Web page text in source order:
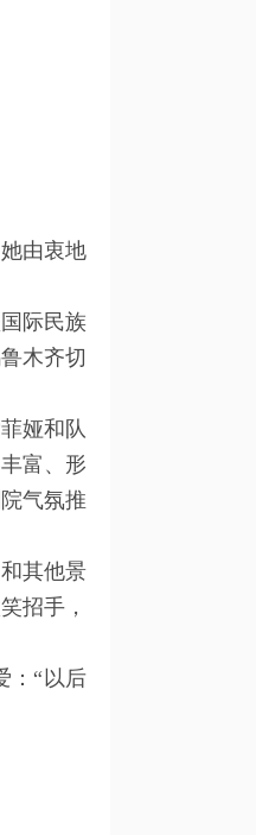
由衷地
际民族
木齐切
娅和队
富、形
气氛推
其他景
招手，
：“以后